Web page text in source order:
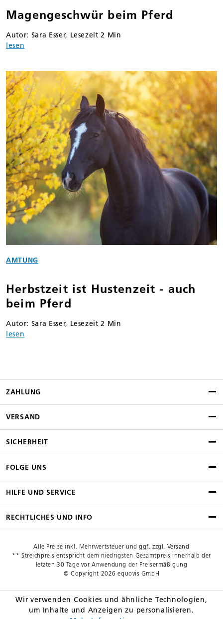
Magengeschwür beim Pferd
Autor: Sara Esser, Lesezeit 2 Min
lesen
AMTUNG
Herbstzeit ist Hustenzeit - auch
beim Pferd
Autor: Sara Esser, Lesezeit 2 Min
lesen
ZAHLUNG
VERSAND
SICHERHEIT
FOLGE UNS
HILFE UND SERVICE
RECHTLICHES UND INFO
Alle Preise inkl. Mehrwertsteuer und ggf. zzgl. Versand
** Streichpreis entspricht dem niedrigsten Gesamtpreis innerhalb der
letzten 30 Tage vor Anwendung der Preisermäßigung
© Copyright 2026 equovis GmbH
Wir verwenden Cookies und ähnliche Technologien,
um Inhalte und Anzeigen zu personalisieren.